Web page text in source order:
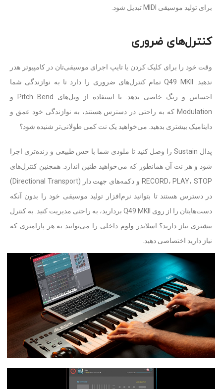
برای تولید موسیقی MIDI تبدیل شود.
کنترل‌های ضروری
وقت خود را برای کلیک کردن یا تایپ اجرای موسیقی‌تان در کامپیوتر هدر
ندهید. Q49 MKII تمام کنترل‌های ضروری را دارد تا به نوازندگی شما
احساس و رنگ خاصی بدهد. با استفاده از ویل‌های Pitch Bend و
Modulation که به راحتی در دسترس هستند، به نوازندگی خود عمق و
داینامیک بیشتری بدهید. می‌خواهید یک نت کمی طولانی‌تر شنیده شود؟
پدال Sustain را وصل کنید تا ملودی شما با حس طبیعی و زنده‌تری اجرا
شود و هر نت آن همانطور که می‌خواهید طنین اندازد. همچنین کنترل‌های
RECORD، PLAY، STOP و دکمه‌های جهت دار (Directional Transport)
در دسترس هستند تا بتوانید نرم‌افزار تولید موسیقی خود را بدون آنکه
دست‌هایتان را از روی Q49 MKII بردارید، به راحتی مدیریت کنید. به کنترل
بیشتری نیاز دارید؟ اسلایدر ولوم داخلی را می‌توانید به هر پارامتری که
نیاز دارید اختصاصی دهید.